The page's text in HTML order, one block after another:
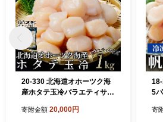
20-330 北海道オホーツク海
産ホタテ玉冷バラエティサイ
い
寄附金額 20,000円
5
寄